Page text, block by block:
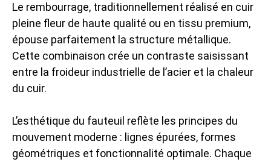
Le rembourrage, traditionnellement réalisé en cuir
pleine fleur de haute qualité ou en tissu premium,
épouse parfaitement la structure métallique.
Cette combinaison crée un contraste saisissant
entre la froideur industrielle de l’acier et la chaleur
du cuir.
L’esthétique du fauteuil reflète les principes du
mouvement moderne : lignes épurées, formes
géométriques et fonctionnalité optimale. Chaque